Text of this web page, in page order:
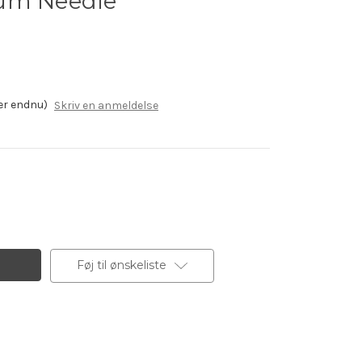
endnu) Skriv en anmeldelse
Føj til ønskeliste